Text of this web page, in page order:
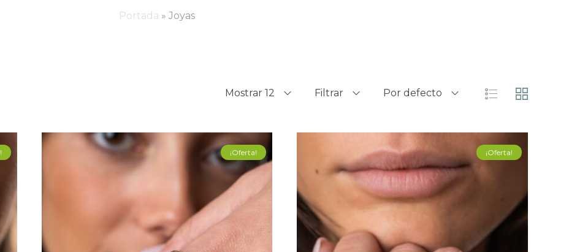
Portada » Joyas
Mostrar 12 Filtrar Por defecto
¡Oferta! ¡Oferta!